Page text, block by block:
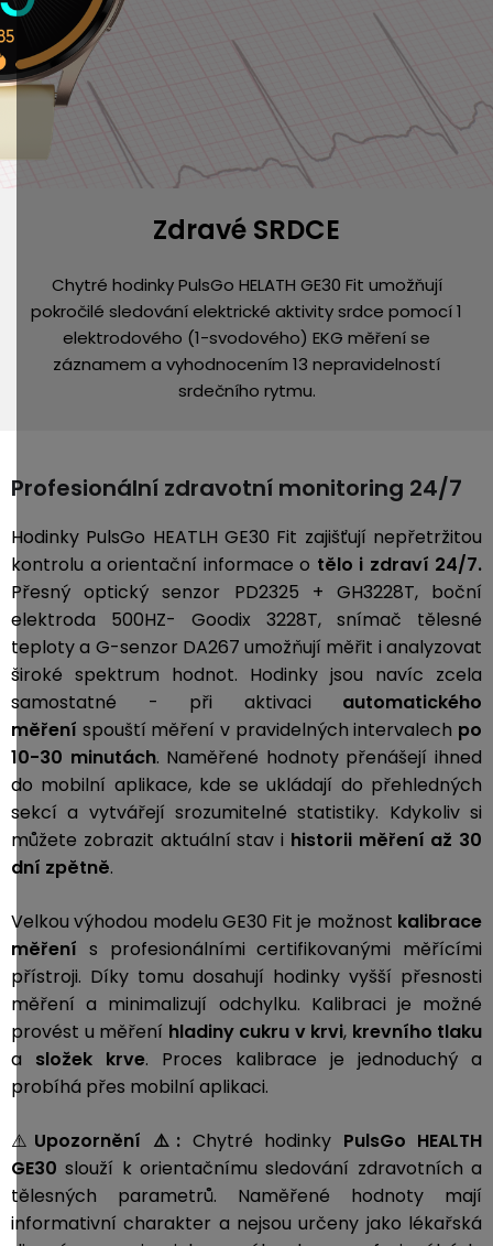
Zdravé SRDCE
Chytré hodinky PulsGo HELATH GE30 Fit umožňují
pokročilé sledování elektrické aktivity srdce pomocí 1
elektrodového (1-svodového) EKG měření se
záznamem a vyhodnocením 13 nepravidelností
srdečního rytmu.
Profesionální zdravotní monitoring 24/7
Hodinky PulsGo HEATLH GE30 Fit zajišťují nepřetržitou
kontrolu a orientační informace o tělo i zdraví 24/7.
Přesný optický senzor PD2325 + GH3228T, boční
elektroda 500HZ- Goodix 3228T, snímač tělesné
teploty a G-senzor DA267 umožňují měřit i analyzovat
široké spektrum hodnot. Hodinky jsou navíc zcela
samostatné - při aktivaci
automatického
měření spouští měření v pravidelných intervalech po
10-30 minutách. Naměřené hodnoty přenášejí ihned
do mobilní aplikace, kde se ukládají do přehledných
sekcí a vytvářejí srozumitelné statistiky. Kdykoliv si
můžete zobrazit aktuální stav i historii měření až 30
dní zpětně.
Velkou výhodou modelu GE30 Fit je možnost kalibrace
měření s profesionálními certifikovanými měřícími
přístroji. Díky tomu dosahují hodinky vyšší přesnosti
měření a minimalizují odchylku. Kalibraci je možné
provést u měření hladiny cukru v krvi, krevního tlaku
a složek krve. Proces kalibrace je jednoduchý a
probíhá přes mobilní aplikaci.
⚠️ Upozornění ⚠️: Chytré hodinky PulsGo HEALTH
GE30 slouží k orientačnímu sledování zdravotních a
tělesných parametrů. Naměřené hodnoty mají
informativní charakter a nejsou určeny jako lékařská